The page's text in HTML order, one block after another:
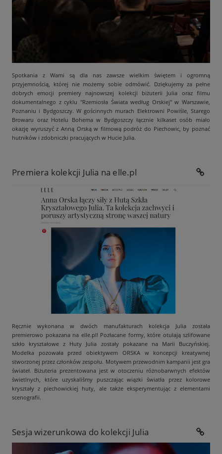
Spotkania z Wami są dla nas zawsze wielkim świętem i ogromną
przyjemnością, której nie możemy sobie odmówić. Dziękujemy za pełne
dobrych emocji premiery najnowszej kolekcji biżuterii Julia oraz filmu
dokumentalnego z cyklu "Rzemiosła Świata według Orskiej" w Warszawie,
Poznaniu i Bydgoszczy. W gościnnych murach Elektrowni Powiśle, Starego
Browaru oraz Hotelu Bohema w Bydgoszczy łącznie kilkaset osób miało
okazję wyruszyć z Anną Orską w filmową podróż do Piechowic, by poznać
hutników i zdobniczki pracujących w Hucie Julia.
Premiera kolekcji Julia na elle.pl
Ręcznie wykonana w dwóch manufakturach kolekcja Julia została
premierowo pokazana na elle.pl! Pozłacane formy, które otulają szlifowane
szkło kryształowe z Huty Julia zostały pokazane na Marii Buczyńskiej.
Modelka pozowała przed obiektywem ORSKA w koncepcji kreatywnej
stworzonej przez członków zespołu. Motywem przewodnim kampanii jest gra
świateł. Biżuteria prezentowana jest w otoczeniu różnobarwnych efektów
świetlnych, które uzyskaliśmy puszczając wiązki światła przez kolorowe
kryształy z piechowickiej huty, ale także eksperymentując z elementami
scenografii.
Sesja wizerunkowa do kolekcji Julia